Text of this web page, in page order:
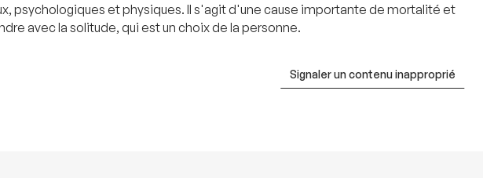
psychologiques et physiques. Il s'agit d'une cause importante de mortalité et
avec la solitude, qui est un choix de la personne.
Signaler un contenu inapproprié